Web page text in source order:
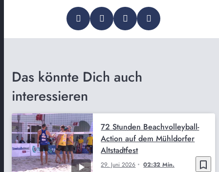
Das könnte Dich auch
interessieren
bookmark_border
29. Juni 2026 02:32 Min.
72 Stunden Beachvolleyball-
Action auf dem Mühldorfer
Altstadtfest